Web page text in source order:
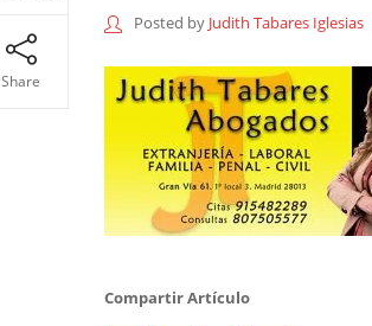
Share
Posted by Judith Tabares Iglesias
Compartir Artículo